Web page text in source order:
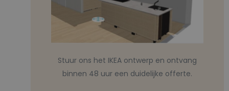
Stuur ons het IKEA ontwerp en ontvang
binnen 48 uur een duidelijke offerte.